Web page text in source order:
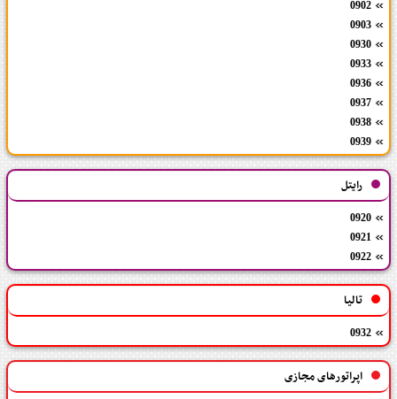
0902
0903
0930
0933
0936
0937
0938
0939
رایتل
0920
0921
0922
تالیا
0932
اپراتورهای مجازی